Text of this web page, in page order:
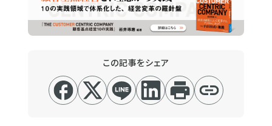
この記事をシェア